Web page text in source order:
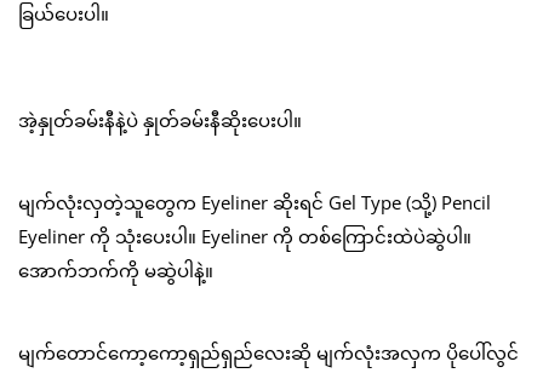
ခြယ်ပေးပါ။
အဲ့နှုတ်ခမ်းနီနဲ့ပဲ နှုတ်ခမ်းနီဆိုးပေးပါ။
မျက်လုံးလှတဲ့သူတွေက Eyeliner ဆိုးရင် Gel Type (သို့) Pencil
Eyeliner ကို သုံးပေးပါ။ Eyeliner ကို တစ်ကြောင်းထဲပဲဆွဲပါ။
အောက်ဘက်ကို မဆွဲပါနဲ့။
မျက်တောင်ကော့ကော့ရှည်ရှည်လေးဆို မျက်လုံးအလှက ပိုပေါ်လွင်